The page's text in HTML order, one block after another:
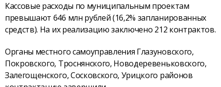
Кассовые расходы по муниципальным проектам
превышают 646 млн рублей (16,2% запланированных
средств). На их реализацию заключено 212 контрактов.
Органы местного самоуправления Глазуновского,
Покровского, Троснянского, Новодеревеньковского,
Залегощенского, Сосковского, Урицкого районов